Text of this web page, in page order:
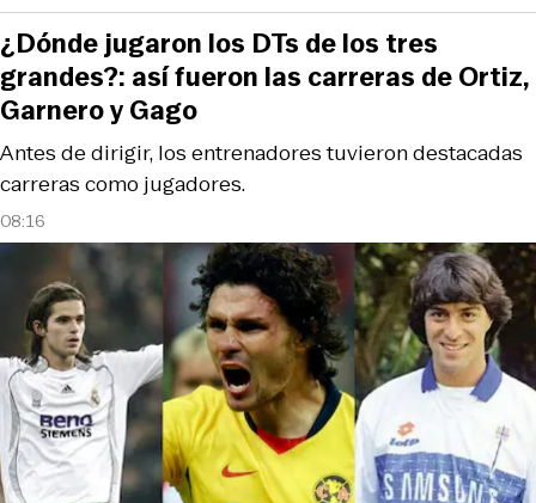
08:16
Antes de dirigir, los entrenadores tuvieron destacadas
carreras como jugadores.
¿Dónde jugaron los DTs de los tres
grandes?: así fueron las carreras de Ortiz,
Garnero y Gago